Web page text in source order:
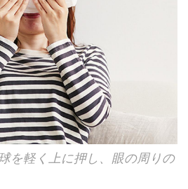
を軽く上に押し、眼の周りの